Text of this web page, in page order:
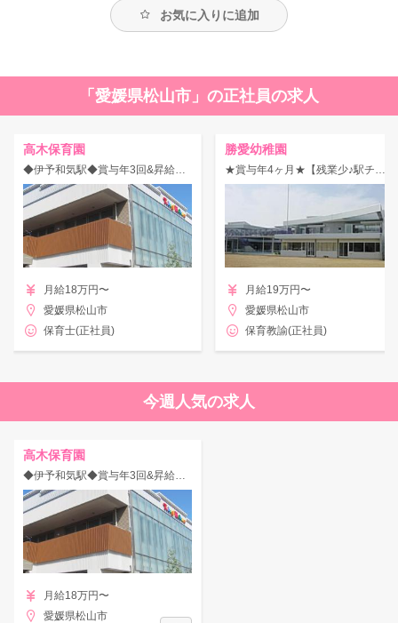
お気に入りに追加
「愛媛県松山市」の正社員の求人
高木保育園
◆伊予和気駅◆賞与年3回&昇給あり◎時間外ほぼなし！定員120名の認可保育園での勤務！
月給18万円〜
愛媛県松山市
保育士(正社員)
勝愛幼稚園
★賞与年4ヶ月★【残業少♪駅チカ！無料駐車場あり◎】光・風・土を感じられる環境！
月給19万円〜
愛媛県松山市
保育教諭(正社員)
今週人気の求人
高木保育園
◆伊予和気駅◆賞与年3回&昇給あり◎時間外ほぼなし！定員120名の認可保育園での勤務！
月給18万円〜
愛媛県松山市